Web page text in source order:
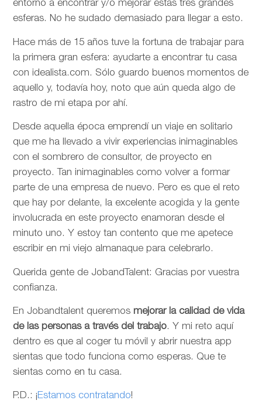
entorno a encontrar y/o mejorar estas tres grandes
esferas. No he sudado demasiado para llegar a esto.
Hace más de 15 años tuve la fortuna de trabajar para
la primera gran esfera: ayudarte a encontrar tu casa
con idealista.com. Sólo guardo buenos momentos de
aquello y, todavía hoy, noto que aún queda algo de
rastro de mi etapa por ahí.
Desde aquella época emprendí un viaje en solitario
que me ha llevado a vivir experiencias inimaginables
con el sombrero de consultor, de proyecto en
proyecto. Tan inimaginables como volver a formar
parte de una empresa de nuevo. Pero es que el reto
que hay por delante, la excelente acogida y la gente
involucrada en este proyecto enamoran desde el
minuto uno. Y estoy tan contento que me apetece
escribir en mi viejo almanaque para celebrarlo.
Querida gente de JobandTalent: Gracias por vuestra
confianza.
En Jobandtalent queremos mejorar la calidad de vida
de las personas a través del trabajo. Y mi reto aquí
dentro es que al coger tu móvil y abrir nuestra app
sientas que todo funciona como esperas. Que te
sientas como en tu casa.
P.D.: ¡Estamos contratando!